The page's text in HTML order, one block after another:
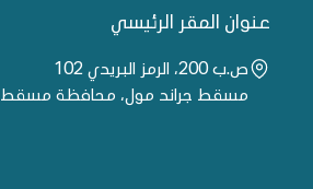
عنوان المقر الرئيسي
ص.ب 200، الرمز البريدي 102
مسقط جراند مول، محافظة مسقط